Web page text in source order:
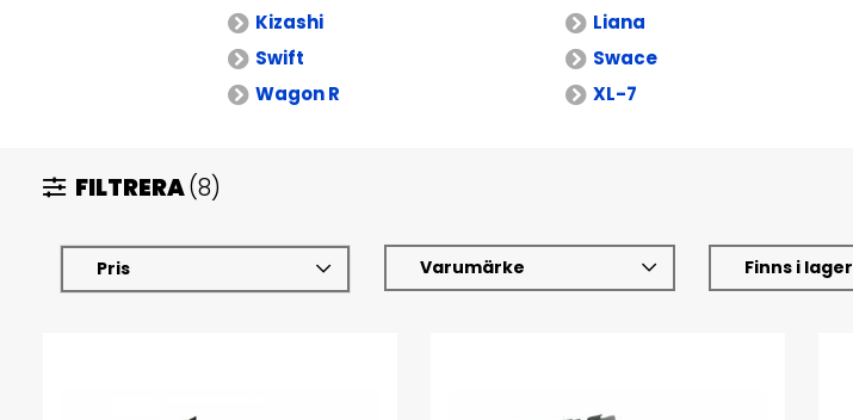
Kizashi
Liana
Swift
Swace
Wagon R
XL-7
FILTRERA(8)
Pris Varumärke Finns i lager